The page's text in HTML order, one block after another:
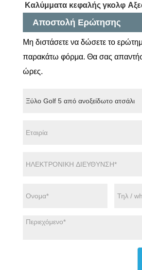
Καλύμματα κεφαλής γκολφ
Αποστολή Ερώτησης
Μη διστάσετε να δώσετε το
παρακάτω φόρμα. Θα σας
ώρες.